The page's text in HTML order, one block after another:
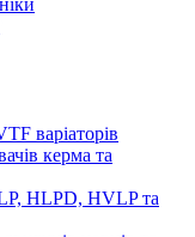
варіаторів
керма та
HLPD, HVLP та